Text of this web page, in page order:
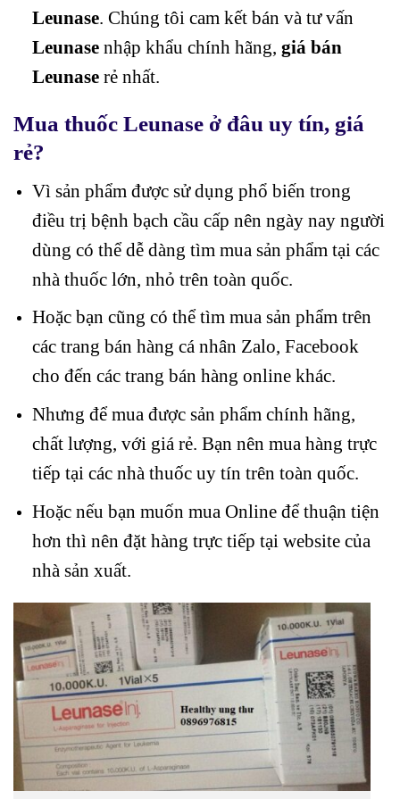
Leunase. Chúng tôi cam kết bán và tư vấn
Leunasenhập khẩu chính hãng, giá bán
Leunaserẻ nhất.
Mua thuốc Leunase ở đâu uy tín, giá
rẻ?
Vì sản phẩm được sử dụng phổ biến trong
điều trị bệnh bạch cầu cấp nên ngày nay người
dùng có thể dễ dàng tìm mua sản phẩm tại các
nhà thuốc lớn, nhỏ trên toàn quốc.
Hoặc bạn cũng có thể tìm mua sản phẩm trên
các trang bán hàng cá nhân Zalo, Facebook
cho đến các trang bán hàng online khác.
Nhưng để mua được sản phẩm chính hãng,
chất lượng, với giá rẻ. Bạn nên mua hàng trực
tiếp tại các nhà thuốc uy tín trên toàn quốc.
Hoặc nếu bạn muốn mua Online để thuận tiện
hơn thì nên đặt hàng trực tiếp tại website của
nhà sản xuất.